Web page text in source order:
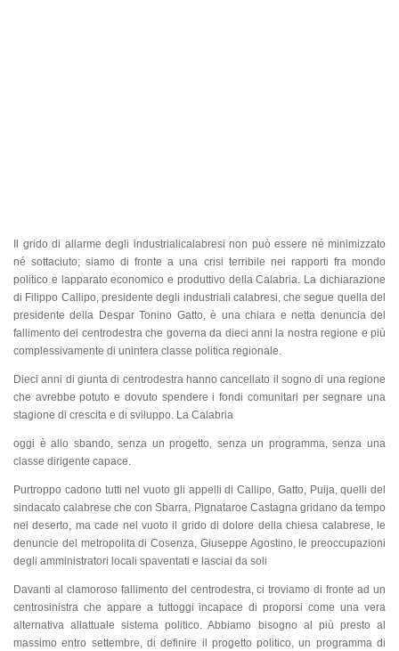
Il grido di allarme degli industrialicalabresi non può essere né minimizzato
né sottaciuto; siamo di fronte a una crisi terribile nei rapporti fra mondo
politico e lapparato economico e produttivo della Calabria. La dichiarazione
di Filippo Callipo, presidente degli industriali calabresi, che segue quella del
presidente della Despar Tonino Gatto, è una chiara e netta denuncia del
fallimento del centrodestra che governa da dieci anni la nostra regione e più
complessivamente di unintera classe politica regionale.
Dieci anni di giunta di centrodestra hanno cancellato il sogno di una regione
che avrebbe potuto e dovuto spendere i fondi comunitari per segnare una
stagione di crescita e di sviluppo. La Calabria
oggi è allo sbando, senza un progetto, senza un programma, senza una
classe dirigente capace.
Purtroppo cadono tutti nel vuoto gli appelli di Callipo, Gatto, Puija, quelli del
sindacato calabrese che con Sbarra, Pignataroe Castagna gridano da tempo
nel deserto, ma cade nel vuoto il grido di dolore della chiesa calabrese, le
denuncie del metropolita di Cosenza, Giuseppe Agostino, le preoccupazioni
degli amministratori locali spaventati e lasciai da soli
Davanti al clamoroso fallimento del centrodestra, ci troviamo di fronte ad un
centrosinistra che appare a tuttoggi incapace di proporsi come una vera
alternativa allattuale sistema politico. Abbiamo bisogno al più presto al
massimo entro settembre, di definire il progetto politico, un programma di